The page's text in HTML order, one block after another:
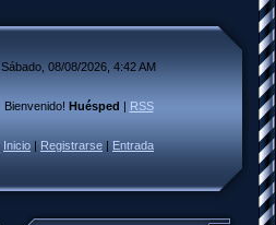
Sábado, 08/08/2026, 4:42 AM
Bienvenido! Huésped | RSS
Inicio | Registrarse | Entrada